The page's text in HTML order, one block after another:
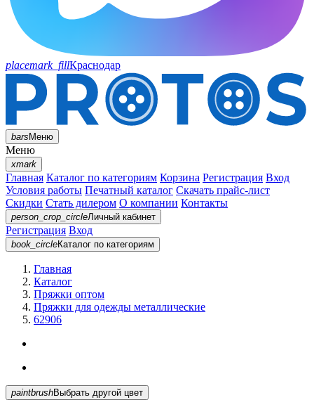
placemark_fillКраснодар
barsМеню
Меню
xmark
Главная Каталог по категориям Корзина Регистрация Вход
Условия работы Печатный каталог Скачать прайс-лист
Скидки Стать дилером О компании Контакты
person_crop_circleЛичный кабинет
Регистрация Вход
book_circleКаталог по категориям
Главная
Каталог
Пряжки оптом
Пряжки для одежды металлические
62906
paintbrush Выбрать другой цвет